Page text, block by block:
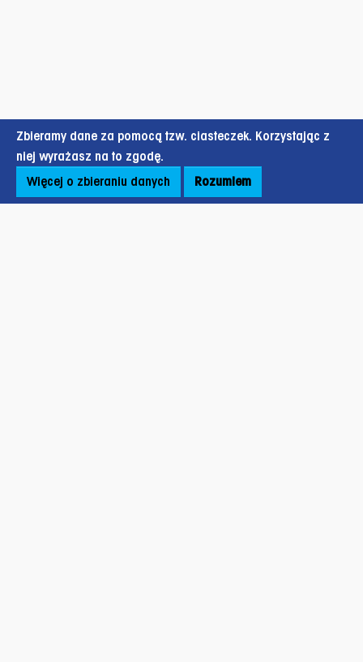
Zbieramy dane za pomocą tzw. ciasteczek. Korzystając z
niej wyrażasz na to zgodę.
Więcej o zbieraniu danych
Rozumiem